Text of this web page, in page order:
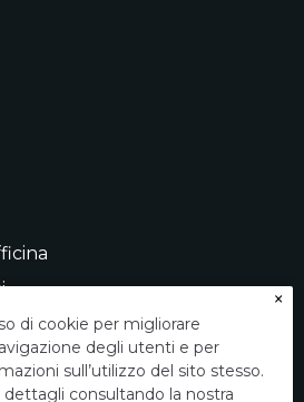
×
di cookie per migliorare
degli utenti e per
sull’utilizzo del sito stesso.
dettagli consultando la nostra